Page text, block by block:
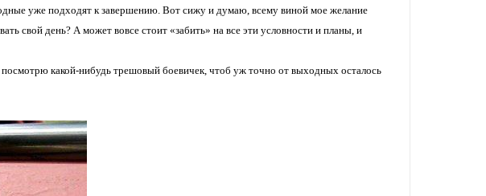
уже подходят к завершению. Вот сижу и думаю, всему виной мое желание
свой день? А может вовсе стоит «забить» на все эти условности и планы, и
какой-нибудь трешовый боевичек, чтоб уж точно от выходных осталось